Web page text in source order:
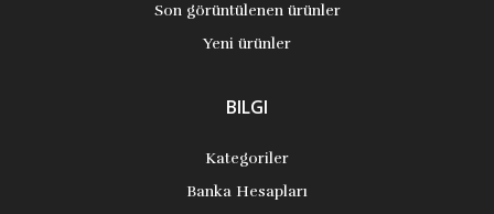
Son görüntülenen ürünler
Yeni ürünler
BILGI
Kategoriler
Banka Hesapları